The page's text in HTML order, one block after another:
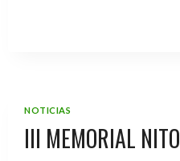
NOTICIAS
III MEMORIAL NITO